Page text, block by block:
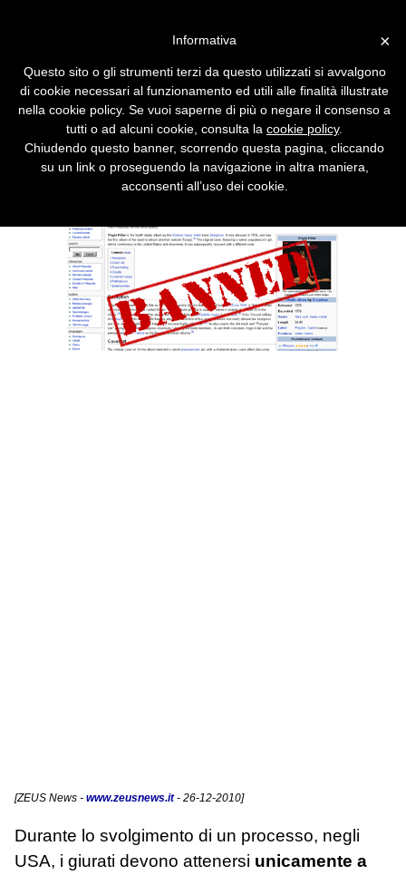
di Wikipedia
Un giurato che consulta Wikipedia minaccia
il diritto dell'accusato ad affrontare un giusto
processo.
[ZEUS News - www.zeusnews.it- 26-12-2010]
Durante lo svolgimento di un processo, negli
USA, i giurati devono attenersi unicamente a
×
Informativa
Questo sito o gli strumenti terzi da questo utilizzati si avvalgono
di cookie necessari al funzionamento ed utili alle finalità illustrate
nella cookie policy. Se vuoi saperne di più o negare il consenso a
tutti o ad alcuni cookie, consulta la cookie policy.
Chiudendo questo banner, scorrendo questa pagina, cliccando
su un link o proseguendo la navigazione in altra maniera,
acconsenti all’uso dei cookie.